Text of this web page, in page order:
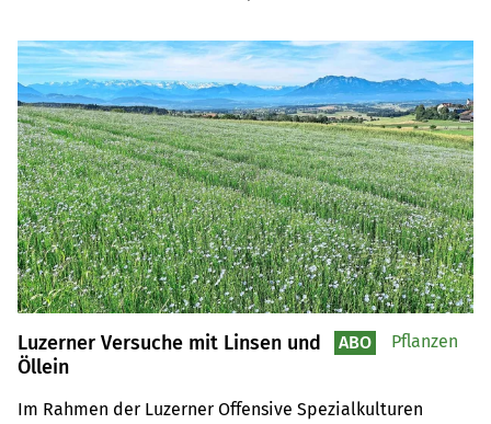
Luzerner Versuche mit Linsen und
Öllein
Im Rahmen der Luzerner Offensive Spezialkulturen
ABO Pflanzen